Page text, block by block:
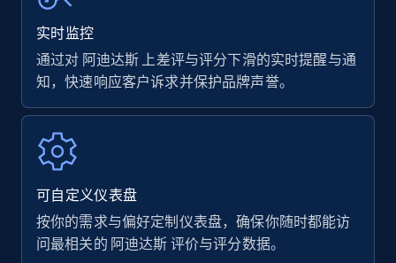
more.
35.3K+ 5.7K+ 立即开始
Amazon Reviews
URL, Product name, Product rating, Product
rating object, Product rating max, Rating,
Author name, Asin, and more.
实时监控
通过对 阿迪达斯 上差评与评分下滑的实时提醒与通
知，快速响应客户诉求并保护品牌声誉。
可自定义仪表盘
按你的需求与偏好定制仪表盘，确保你随时都能访
问最相关的 阿迪达斯 评价与评分数据。